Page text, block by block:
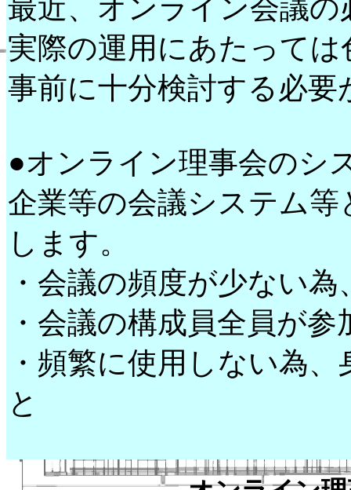
最近、オンライン会議
実際の運用にあたって
事前に十分検討する必要
●オンライン理事会のシ
企業等の会議システム
します。
・会議の頻度が少ない
・会議の構成員全員が
・頻繁に使用しない為
と